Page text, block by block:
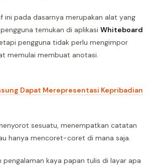
ini pada dasarnya merupakan alat yang
temukan di aplikasi Whiteboard
pengguna tidak perlu mengimpor
memulai membuat anotasi.
Dapat Merepresentasi Kepribadian
sesuatu, menempatkan catatan
hanya mencoret-coret di mana saja.
pengalaman kaya papan tulis di layar apa